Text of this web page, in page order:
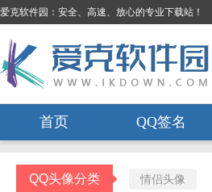
爱克软件园：安全、高速、放心的专业下载站！
首页 QQ签名
QQ头像分类 情侣头像